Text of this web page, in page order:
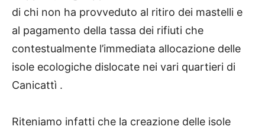
di chi non ha provveduto al ritiro dei mastelli e
al pagamento della tassa dei rifiuti che
contestualmente l’immediata allocazione delle
isole ecologiche dislocate nei vari quartieri di
Canicattì .
Riteniamo infatti che la creazione delle isole